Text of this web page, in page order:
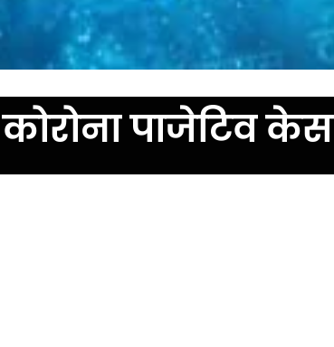
पाजेटिव केस